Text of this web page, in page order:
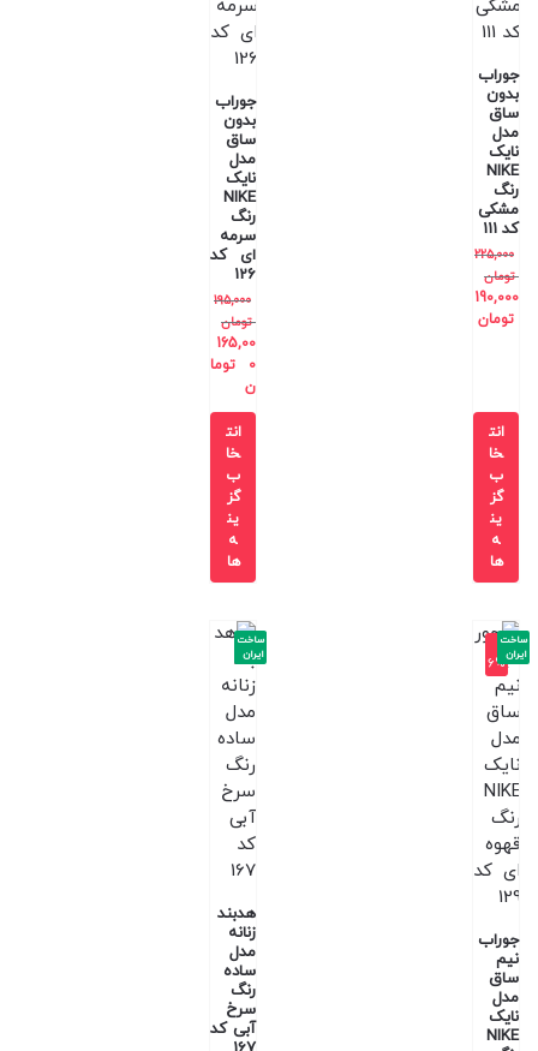
جوراب
بدون
ساق
مدل
نایک
NIKE
رنگ
مشکی
کد 111
225,000
تومان
190,000
تومان
انت
خا
ب
گز
ین
ه
ها
جوراب
بدون
ساق
مدل
نایک
NIKE
رنگ
سرمه
ای کد
126
195,000
تومان
165,00
0
توما
ن
انت
خا
ب
گز
ین
ه
ها
-1
6%
جوراب
نیم
ساق
مدل
نایک
NIKE
ساخت
ایران
هدبند
زنانه
مدل
ساده
رنگ
سرخ
آبی کد
ساخت
ایران